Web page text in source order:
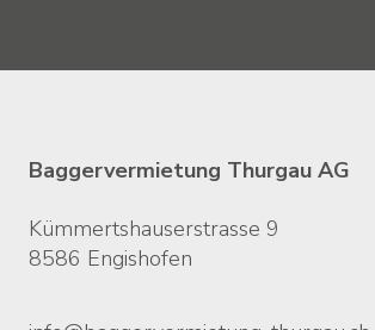
Kontakt
Baggervermietung Thurgau AG
Kümmertshauserstrasse 9
8586 Engishofen